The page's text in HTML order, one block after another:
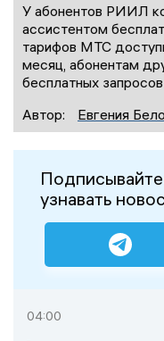
У абонентов РИИЛ
ассистентом
тарифов МТС
месяц, абонентам
бесплатных
Автор:
Евгения
узнавать
04:00